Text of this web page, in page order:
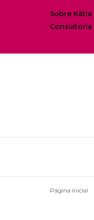
Sobre
Consultoria
Página inicial